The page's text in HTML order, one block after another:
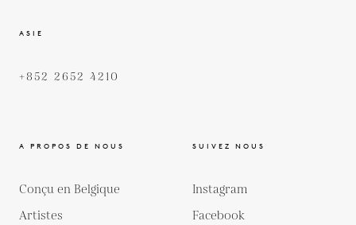
ASIE
+852 2652 4210
A PROPOS DE NOUS
Conçu en Belgique
Artistes
SUIVEZ NOUS
Instagram
Facebook